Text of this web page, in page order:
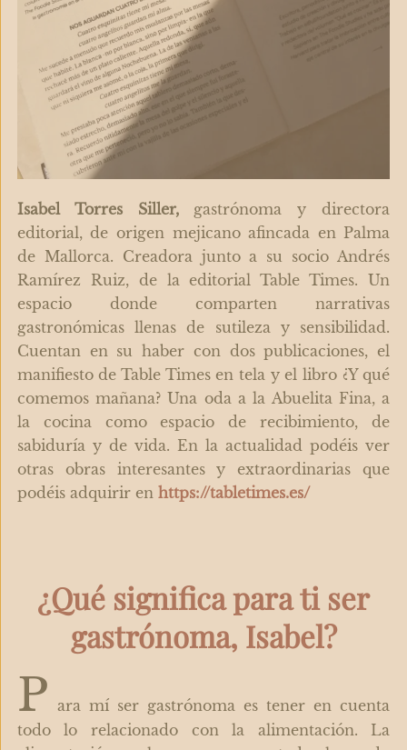
Isabel Torres Siller,gastrónoma y directora
editorial, de origen mejicano afincada en Palma
de Mallorca. Creadora junto a su socio Andrés
Ramírez Ruiz, de la editorial Table Times. Un
espacio donde comparten narrativas
gastronómicas llenas de sutileza y sensibilidad.
Cuentan en su haber con dos publicaciones, el
manifiesto de Table Times en tela y el libro ¿Y qué
comemos mañana? Una oda a la Abuelita Fina, a
la cocina como espacio de recibimiento, de
sabiduría y de vida. En la actualidad podéis ver
otras obras interesantes y extraordinarias que
podéis adquirir en https://tabletimes.es/
¿Qué significa para ti ser
gastrónoma, Isabel?
P ara mí ser gastrónoma es tener en cuenta
todo lo relacionado con la alimentación. La